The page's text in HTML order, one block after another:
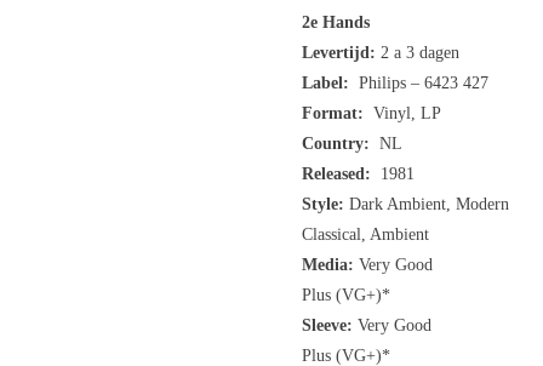
2e Hands
Levertijd: 2 a 3 dagen
Label: Philips – 6423 427
Format: Vinyl, LP
Country: NL
Released: 1981
Style: Dark Ambient, Modern
Classical, Ambient
Media: Very Good
Plus (VG+)*
Sleeve: Very Good
Plus (VG+)*